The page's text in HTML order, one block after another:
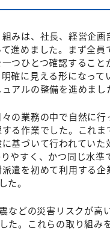
みは、社長、経営企
進めました。まず全
つひとつ確認するこ
確に見える形になっ
アルの整備を進めまし
の業務の中で自然に
る作業でした。これ
基づいて行われてい
やすく、かつ同じ水
遣を初めて利用する
。
などの災害リスクが高
た。これらの取り組み